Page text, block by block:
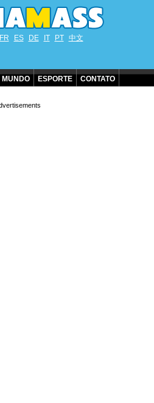
FR ES DE IT PT 中文
MUNDO ESPORTE CONTATO